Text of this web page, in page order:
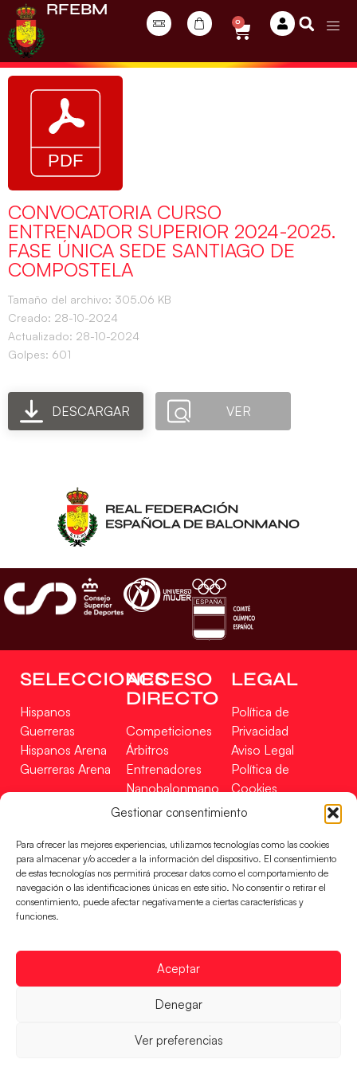
Gestionar consentimiento
Para ofrecer las mejores experiencias, utilizamos tecnologías como las cookies
para almacenar y/o acceder a la información del dispositivo. El consentimiento
de estas tecnologías nos permitirá procesar datos como el comportamiento de
navegación o las identificaciones únicas en este sitio. No consentir o retirar el
consentimiento, puede afectar negativamente a ciertas características y
funciones.
Aceptar
Denegar
Ver preferencias
RFEBM
0
CONVOCATORIA CURSO
ENTRENADOR SUPERIOR 2024-2025.
FASE ÚNICA SEDE SANTIAGO DE
COMPOSTELA
Tamaño del archivo: 305.06 KB
Creado: 28-10-2024
Actualizado: 28-10-2024
Golpes: 601
DESCARGAR VER
SELECCIONES
Hispanos
Guerreras
Hispanos Arena
Guerreras Arena
ACCESO
DIRECTO
Competiciones
Árbitros
Entrenadores
Nanobalonmano
Tienda
LEGAL
Política de
Privacidad
Aviso Legal
Política de
Cookies
Mapa Web
Incidencias
CONTACTO
EN
FINANCIADO
RFEBM © 2024. Todos los derechos reservados –
Desarrollado por